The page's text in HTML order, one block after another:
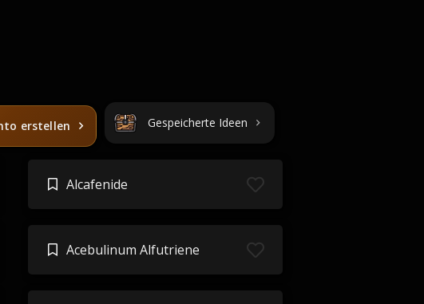
erstellen Gespeicherte Ideen
Alcafenide
Acebulinum Alfutriene